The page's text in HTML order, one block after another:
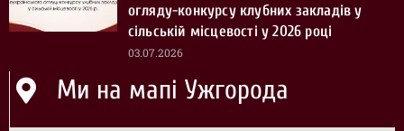
огляду-конкурсу клубних закладів у
сільській місцевості у 2026 році
03.07.2026
Ми на мапі Ужгорода